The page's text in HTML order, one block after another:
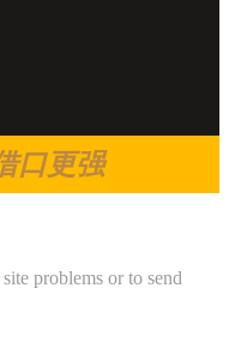
口更强
problems or to send